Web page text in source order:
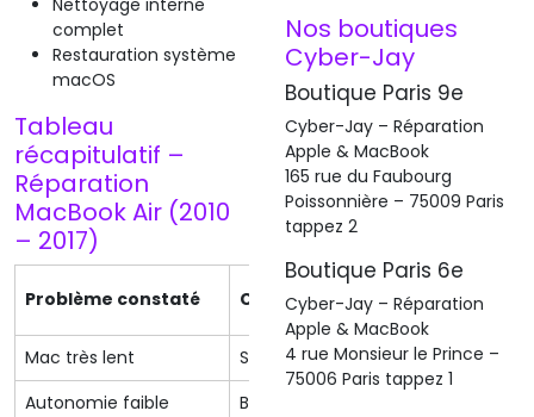
Nettoyage interne
complet
Restauration système
macOS
Tableau
récapitulatif –
Réparation
MacBook Air (2010
– 2017)
Problème constaté Cause probable
Mac très lent SSD usé ou saturé
Autonomie faible
Batterie en fin de vie
Nos boutiques
Cyber-Jay
Boutique Paris 9e
Cyber-Jay – Réparation
Apple & MacBook
165 rue du Faubourg
Poissonnière – 75009 Paris
tappez 2
Boutique Paris 6e
Cyber-Jay – Réparation
Apple & MacBook
4 rue Monsieur le Prince –
75006 Paris tappez 1